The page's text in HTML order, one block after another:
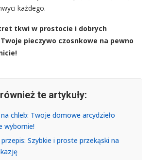
każdego.
tkwi w prostocie i dobrych
pieczywo czosnkowe na pewno
te artykuły:
chleb: Twoje domowe arcydzieło
wybornie!
Szybkie i proste przekąski na